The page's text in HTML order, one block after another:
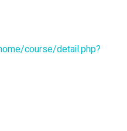
course/detail.php?